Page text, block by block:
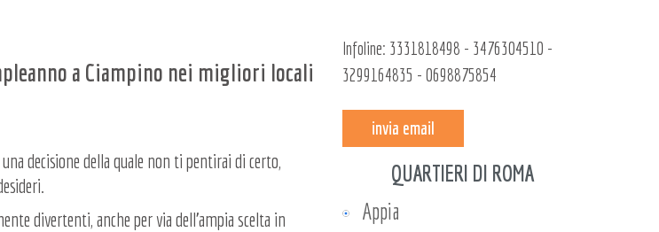
a Ciampino nei migliori locali
decisione della quale non ti pentirai di certo,
divertenti, anche per via dell’ampia scelta in
Infoline: 3331818498 - 3476304510 -
3299164835 - 0698875854
invia email
QUARTIERI DI ROMA
Appia